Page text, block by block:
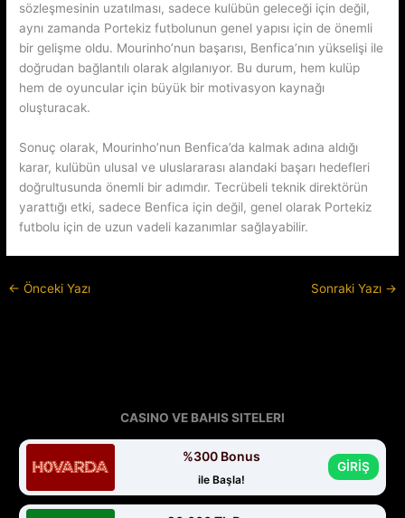
sözleşmesinin uzatılması, sadece kulübün geleceği için değil,
aynı zamanda Portekiz futbolunun genel yapısı için de önemli
bir gelişme oldu. Mourinho’nun başarısı, Benfica’nın yükselişi ile
doğrudan bağlantılı olarak algılanıyor. Bu durum, hem kulüp
hem de oyuncular için büyük bir motivasyon kaynağı
oluşturacak.
Sonuç olarak, Mourinho’nun Benfica’da kalmak adına aldığı
karar, kulübün ulusal ve uluslararası alandaki başarı hedefleri
doğrultusunda önemli bir adımdır. Tecrübeli teknik direktörün
yarattığı etki, sadece Benfica için değil, genel olarak Portekiz
futbolu için de uzun vadeli kazanımlar sağlayabilir.
← Önceki Yazı Sonraki Yazı →
CASINO VE BAHIS SITELERI
%300 Bonus
ile Başla!
GİRİŞ